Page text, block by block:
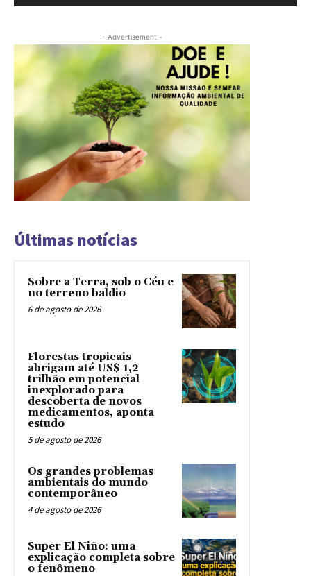
- Advertisement -
Últimas notícias
Sobre a Terra, sob o Céu e
no terreno baldio
6 de agosto de 2026
Florestas tropicais
abrigam até US$ 1,2
trilhão em potencial
inexplorado para
descoberta de novos
medicamentos, aponta
estudo
5 de agosto de 2026
Os grandes problemas
ambientais do mundo
contemporâneo
4 de agosto de 2026
Super El Niño: uma
explicação completa sobre
o fenômeno